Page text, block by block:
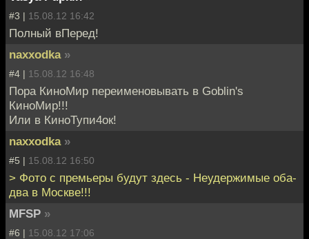
#3 | 15.08.12 16:42
Полный вПеред!
naxxodka »
#4 | 15.08.12 16:48
Пора КиноМир переименовывать в Goblin's
КиноМир!!!
Или в КиноТупи4ок!
naxxodka »
#5 | 15.08.12 16:50
> Фото с премьеры будут здесь - Неудержимые оба-
два в Москве!!!
MFSP »
#6 | 15.08.12 17:06